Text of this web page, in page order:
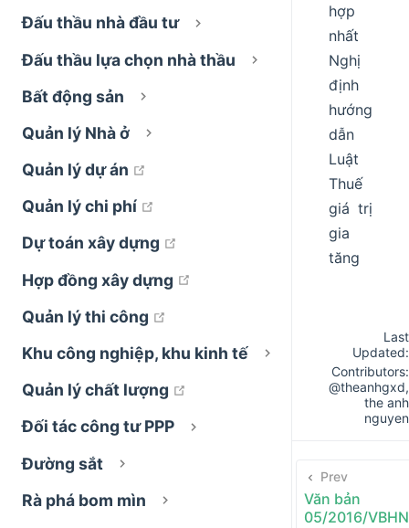
Đấu thầu nhà đầu tư
Đấu thầu lựa chọn nhà thầu
Bất động sản
Quản lý Nhà ở
Quản lý dự án
Quản lý chi phí
Dự toán xây dựng
open in new window
Hợp đồng xây dựng
Quản lý thi công
Khu công nghiệp, khu kinh tế
Quản lý chất lượng
open in new window
Đối tác công tư PPP
Đường sắt
Rà phá bom mìn
hợp
nhất
Nghị
định
hướng
dẫn
Luật
Thuế
giá trị
gia
tăng
Last
Updated:
Contributors:
@theanhgxd,
the anh
nguyen
Prev
Văn bản
05/2016/